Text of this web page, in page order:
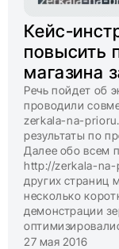
Кейс-
повысить
магазина
Речь пойдет об
проводили
zerkala-na-
результаты по
Далее обо всем
http://zerkala-na-
других страниц
несколько
демонстрации
27 мая 2016